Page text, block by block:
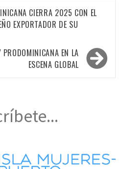
CIERRA 2025 CON EL
EXPORTADOR DE SU
PRODOMINICANA EN LA
ESCENA GLOBAL